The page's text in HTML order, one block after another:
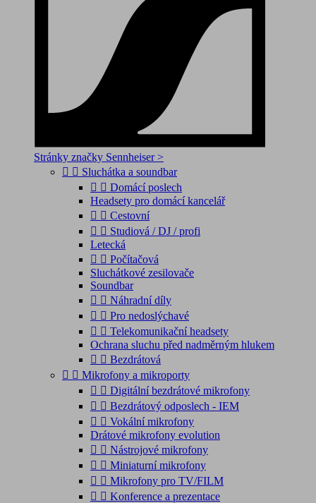
Stránky značky Sennheiser >
  Sluchátka a soundbar
  Domácí poslech
Headsety pro domácí kancelář
  Cestovní
  Studiová / DJ / profi
Letecká
  Počítačová
Sluchátkové zesilovače
Soundbar
  Náhradní díly
  Pro nedoslýchavé
  Telekomunikační headsety
Ochrana sluchu před nadměrným hlukem
  Bezdrátová
  Mikrofony a mikroporty
  Digitální bezdrátové mikrofony
  Bezdrátový odposlech - IEM
  Vokální mikrofony
Drátové mikrofony evolution
  Nástrojové mikrofony
  Miniaturní mikrofony
  Mikrofony pro TV/FILM
  Konference a prezentace